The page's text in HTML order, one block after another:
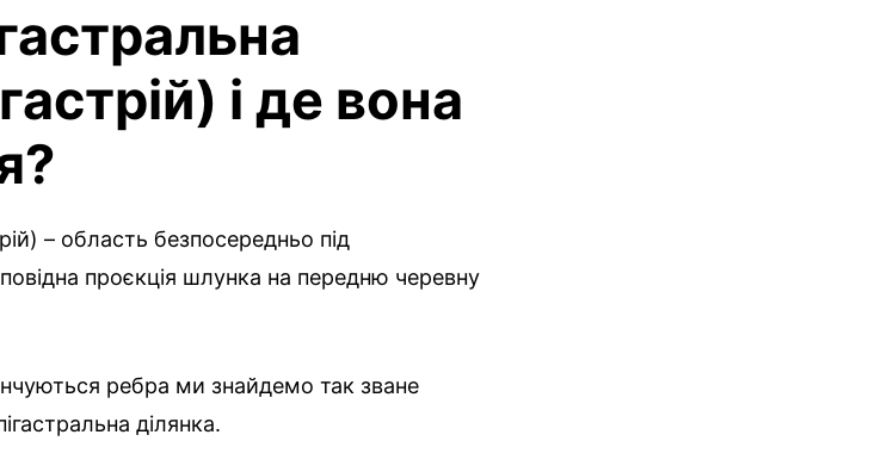
і де вона
– область безпосередньо під
проєкція шлунка на передню черевну
ребра ми знайдемо так зване
ділянка.